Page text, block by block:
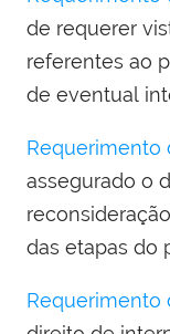
de requerer
referentes ao
de eventual
Requerimento
assegurado o
das etapas do
Requerimento